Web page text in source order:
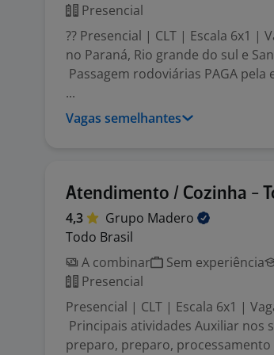
Presencial
?? Presencial | CLT | Escala 6x1 |
no Paraná, Rio grande do sul e
Passagem rodoviárias PAGA
...
Vagas semelhantes
Atendimento / Cozinha -
4,3 Grupo Madero
Todo Brasil
A combinar
Sem experiência
Presencial
Presencial | CLT | Escala 6x1 |
Principais atividades Auxiliar nos
preparo, preparo, processamento